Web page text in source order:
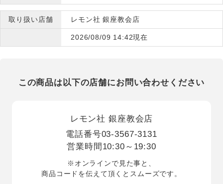
取り扱い店舗 レモン社 銀座教会店
2026/08/09 14:42現在
この商品は以下の店舗にお問い合わせください
レモン社 銀座教会店
電話番号03-3567-3131
営業時間 10:30～19:30
※オンラインで見た事と、
商品コードを伝えて頂くとスムーズです。